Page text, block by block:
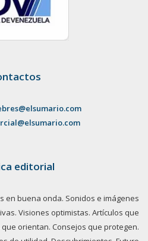
editorial
en buena onda. Sonidos e imágenes
Visiones optimistas. Artículos que
orientan. Consejos que protegen.